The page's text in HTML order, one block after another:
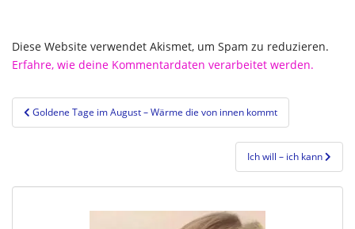
Diese Website verwendet Akismet, um Spam zu reduzieren.
Erfahre, wie deine Kommentardaten verarbeitet werden.
Beitragsnavigation
Goldene Tage im August – Wärme die von innen kommt
Ich will – ich kann